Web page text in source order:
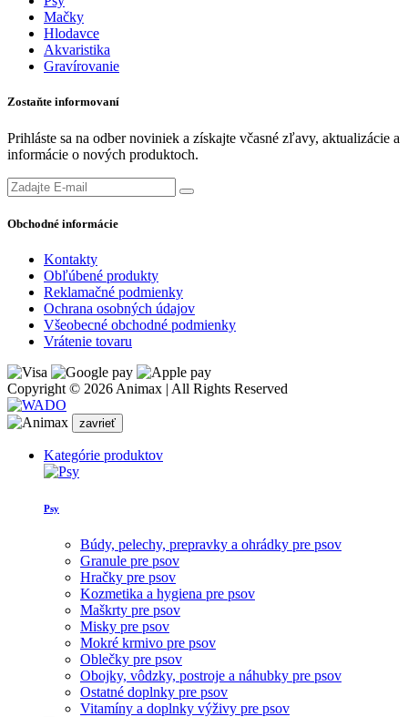
Mačky
Hlodavce
Akvaristika
Gravírovanie
Zostaňte informovaní
Prihláste sa na odber noviniek a získajte včasné zľavy, aktualizácie a
informácie o nových produktoch.
Obchodné informácie
Kontakty
Obľúbené produkty
Reklamačné podmienky
Ochrana osobných údajov
Všeobecné obchodné podmienky
Vrátenie tovaru
Copyright © 2026 Animax | All Rights Reserved
zavrieť
Kategórie produktov
Psy
Búdy, pelechy, prepravky a ohrádky pre psov
Granule pre psov
Hračky pre psov
Kozmetika a hygiena pre psov
Maškrty pre psov
Misky pre psov
Mokré krmivo pre psov
Oblečky pre psov
Obojky, vôdzky, postroje a náhubky pre psov
Ostatné doplnky pre psov
Vitamíny a doplnky výživy pre psov